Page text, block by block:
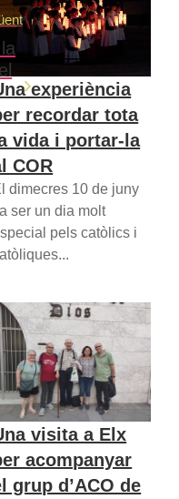
experiència
recordar tota
vida i portar-la
COR
dimecres 10 de juny
ser un dia molt
pels catòlics i
visita a Elx
acompanyar
grup d’ACO de